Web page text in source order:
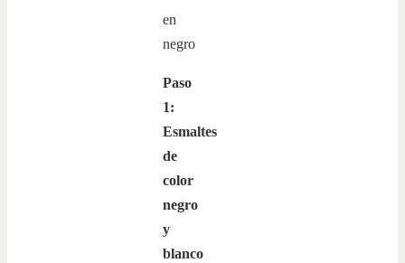
Paso
1:
Esmaltes
de
color
negro
y
blanco